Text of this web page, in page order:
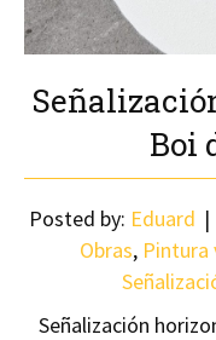
Boi
Posted by: Eduard
Obras, Pintura
Señalización